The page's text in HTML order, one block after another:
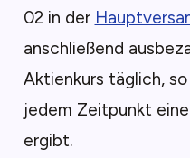
02 in der
anschließend
Aktienkurs täglich,
jedem Zeitpunkt
ergibt.